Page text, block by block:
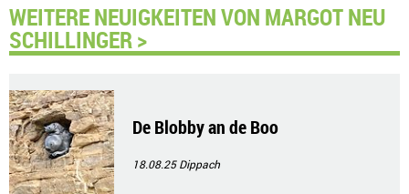
WEITERE NEUIGKEITEN VON MARGOT NEU
SCHILLINGER >
De Blobby an de Boo
18.08.25Dippach